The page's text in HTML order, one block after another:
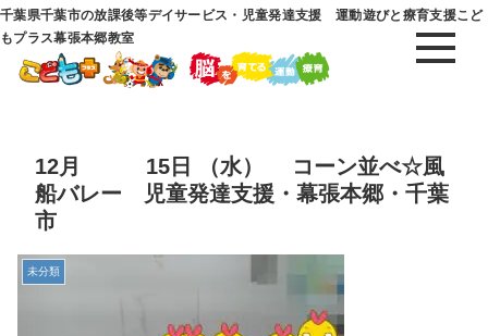
千葉県千葉市の放課後等デイサービス・児童発達支援 運動遊びと療育支援こど
もプラス幕張本郷教室
12月 15日 （水） コーン並べ☆風
船バレー 児童発達支援・幕張本郷・千葉
市
未分類